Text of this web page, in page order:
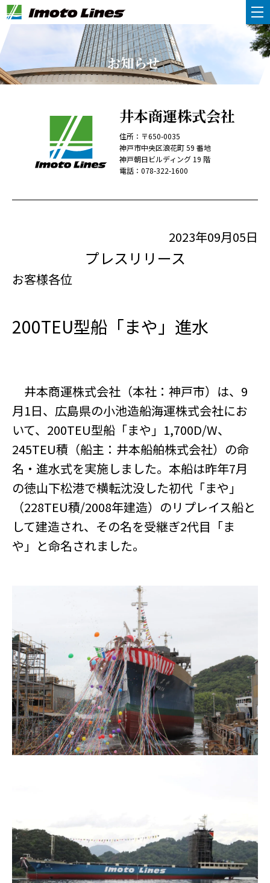
お知らせ
井本商運株式会社
住所：〒650-0035
神戸市中央区浪花町 59 番地
神戸朝日ビルディング 19 階
電話： 078-322-1600
2023年09月05日
プレスリリース
お客様各位
200TEU型船「まや」進水
井本商運株式会社（本社：神戸市）は、9
月1日、広島県の小池造船海運株式会社にお
いて、200TEU型船「まや」1,700D/W、
245TEU積（船主：井本船舶株式会社）の命
名・進水式を実施しました。本船は昨年7月
の徳山下松港で横転沈没した初代「まや」
（228TEU積/2008年建造）のリプレイス船と
して建造され、その名を受継ぎ2代目「ま
や」と命名されました。